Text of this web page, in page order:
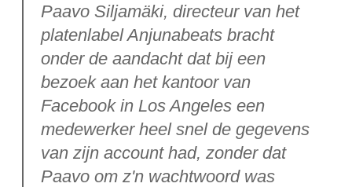
Paavo Siljamäki, directeur van het
platenlabel Anjunabeats bracht
onder de aandacht dat bij een
bezoek aan het kantoor van
Facebook in Los Angeles een
medewerker heel snel de gegevens
van zijn account had, zonder dat
Paavo om z'n wachtwoord was